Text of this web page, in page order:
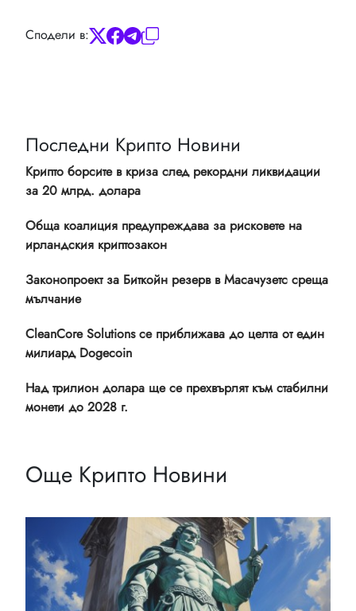
Сподели в:
Последни Крипто Новини
Крипто борсите в криза след рекордни ликвидации
за 20 млрд. долара
Обща коалиция предупреждава за рисковете на
ирландския криптозакон
Законопроект за Биткойн резерв в Масачузетс среща
мълчание
CleanCore Solutions се приближава до целта от един
милиард Dogecoin
Над трилион долара ще се прехвърлят към стабилни
монети до 2028 г.
Още Крипто Новини